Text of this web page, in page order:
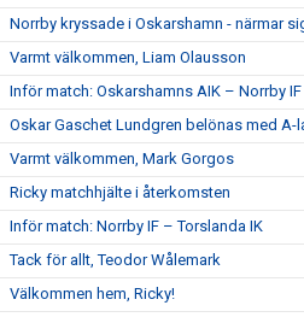
Norrby kryssade i Oskarshamn - närmar
Varmt välkommen, Liam Olausson
Inför match: Oskarshamns AIK – Norrby IF
Oskar Gaschet Lundgren belönas med
Varmt välkommen, Mark Gorgos
Ricky matchhjälte i återkomsten
Inför match: Norrby IF – Torslanda IK
Tack för allt, Teodor Wålemark
Välkommen hem, Ricky!